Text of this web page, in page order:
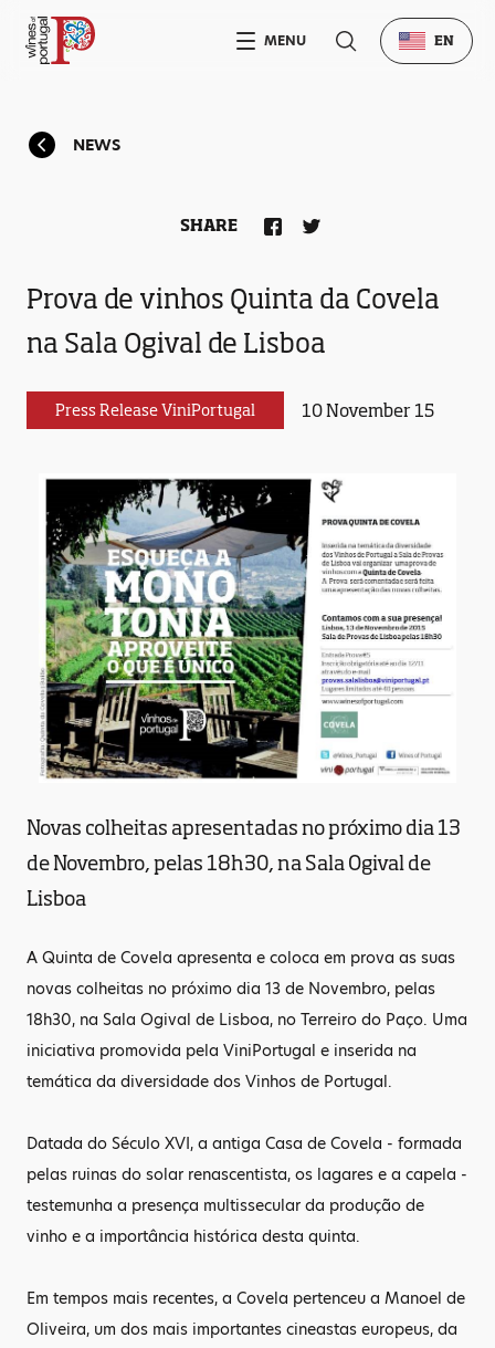
NEWS
Prova de vinhos Quinta da Covela
na Sala Ogival de Lisboa
Press Release ViniPortugal 10 November 15
SHARE
Novas colheitas apresentadas no próximo dia 13
de Novembro, pelas 18h30, na Sala Ogival de
Lisboa
A Quinta de Covela apresenta e coloca em prova as suas
novas colheitas no próximo dia 13 de Novembro, pelas
18h30, na Sala Ogival de Lisboa, no Terreiro do Paço. Uma
iniciativa promovida pela ViniPortugal e inserida na
temática da diversidade dos Vinhos de Portugal.
Datada do Século XVI, a antiga Casa de Covela - formada
pelas ruinas do solar renascentista, os lagares e a capela -
testemunha a presença multissecular da produção de
vinho e a importância histórica desta quinta.
Em tempos mais recentes, a Covela pertenceu a Manoel de
Oliveira, um dos mais importantes cineastas europeus, da
MENU EN